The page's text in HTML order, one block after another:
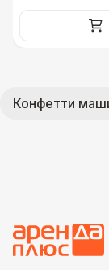
Конфетти